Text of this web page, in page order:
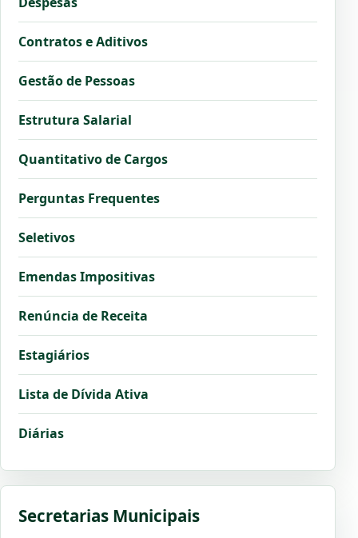
Contratos e Aditivos
Gestão de Pessoas
Estrutura Salarial
Quantitativo de Cargos
Perguntas Frequentes
Seletivos
Emendas Impositivas
Renúncia de Receita
Estagiários
Lista de Dívida Ativa
Diárias
Secretarias Municipais